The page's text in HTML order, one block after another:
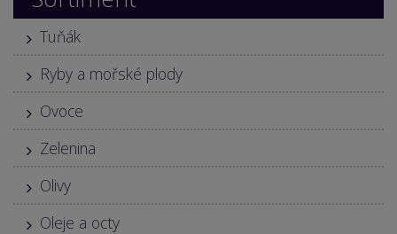
Tuňák
Ryby a mořské plody
Ovoce
Zelenina
Olivy
Oleje a octy